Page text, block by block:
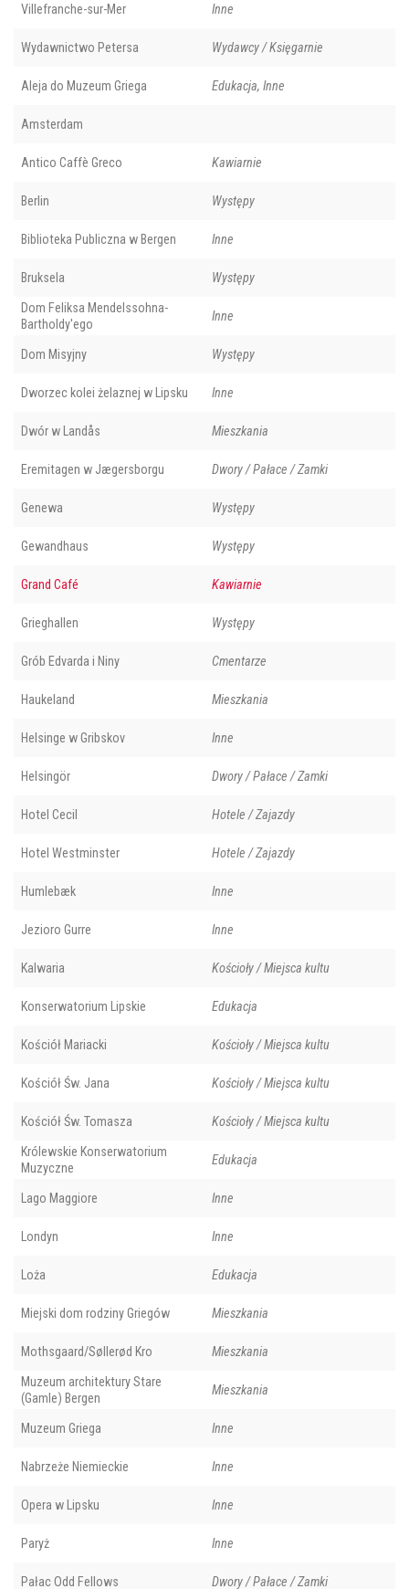
Villefranche-sur-Mer Inne
Wydawnictwo Petersa Wydawcy / Księgarnie
Aleja do Muzeum Griega Edukacja, Inne
Amsterdam
Antico Caffè Greco Kawiarnie
Berlin Występy
Biblioteka Publiczna w Bergen Inne
Bruksela Występy
Dom Feliksa Mendelssohna-
Bartholdy'ego
Inne
Dom Misyjny Występy
Dworzec kolei żelaznej w Lipsku Inne
Dwór w Landås Mieszkania
Eremitagen w Jægersborgu Dwory / Pałace / Zamki
Genewa Występy
Gewandhaus Występy
Grand Café Kawiarnie
Grieghallen Występy
Grób Edvarda i Niny Cmentarze
Haukeland Mieszkania
Helsinge w Gribskov Inne
Helsingör Dwory / Pałace / Zamki
Hotel Cecil Hotele / Zajazdy
Hotel Westminster Hotele / Zajazdy
Humlebæk Inne
Jezioro Gurre Inne
Kalwaria Kościoły / Miejsca kultu
Konserwatorium Lipskie Edukacja
Kościół Mariacki Kościoły / Miejsca kultu
Kościół Św. Jana Kościoły / Miejsca kultu
Kościół Św. Tomasza Kościoły / Miejsca kultu
Królewskie Konserwatorium
Muzyczne
Edukacja
Lago Maggiore Inne
Londyn Inne
Loża Edukacja
Miejski dom rodziny Griegów Mieszkania
Mothsgaard/Søllerød Kro Mieszkania
Muzeum architektury Stare
(Gamle) Bergen
Mieszkania
Muzeum Griega Inne
Nabrzeże Niemieckie Inne
Opera w Lipsku Inne
Paryż Inne
Pałac Odd Fellows Dwory / Pałace / Zamki